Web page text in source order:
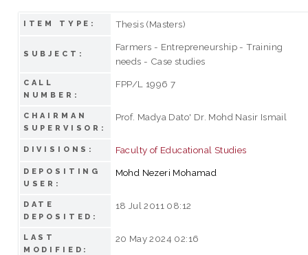
ITEM TYPE: Thesis (Masters)
SUBJECT:
Farmers - Entrepreneurship - Training
needs - Case studies
CALL
NUMBER:
FPP/L 1996 7
CHAIRMAN
SUPERVISOR:
Prof. Madya Dato' Dr. Mohd Nasir Ismail
DIVISIONS: Faculty of Educational Studies
DEPOSITING
USER:
Mohd Nezeri Mohamad
DATE
DEPOSITED:
18 Jul 2011 08:12
LAST
MODIFIED:
20 May 2024 02:16